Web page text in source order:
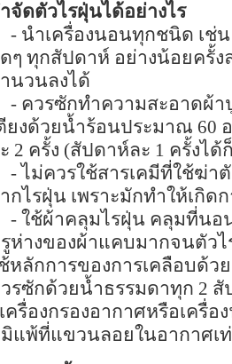
จัดตัวไรฝุ่นได้อย่างไร
- นำเครื่องนอนทุกชนิด เช่
ๆ ทุกสัปดาห์ อย่างน้อยครั้ง
นวนลงได้
- ควรซักทำความสะอาดผ้
ยงด้วยน้ำร้อนประมาณ 60
2 ครั้ง (สัปดาห์ละ 1 ครั้งได้
-ไม่ควรใช้สารเคมีที่ใช้ฆ่า
กไรฝุ่น เพราะมักทำให้เกิด
- ใช้ผ้าคลุมไรฝุ่น คลุมที่นอ
ห่างของผ้าแคบมากจนตัว
หลักการของการเคลือบด้ว
รซักด้วยน้ำธรรมดาทุก 2 สั
เครื่องกรองอากาศหรือเครื่
แพ้ที่แขวนลอยในอากาศเ